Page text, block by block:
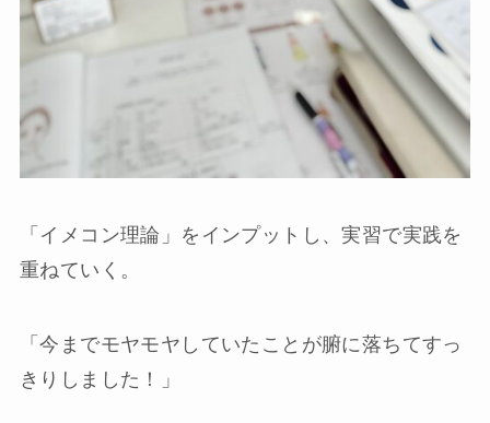
「イメコン理論」をインプットし、実習で実践を
重ねていく。
「今までモヤモヤしていたことが腑に落ちてすっ
きりしました！」